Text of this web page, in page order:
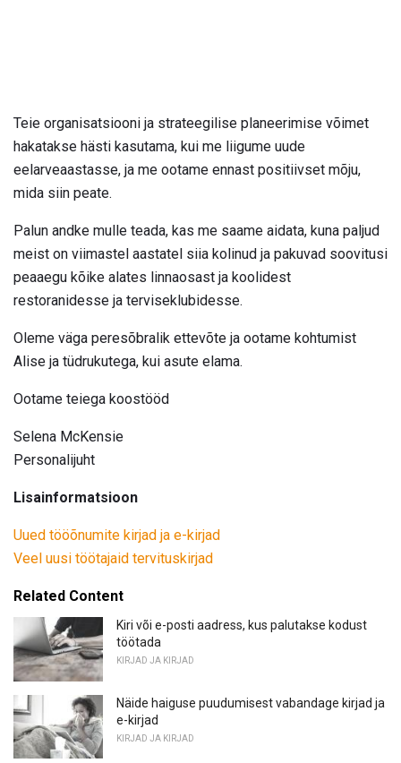
Teie organisatsiooni ja strateegilise planeerimise võimet
hakatakse hästi kasutama, kui me liigume uude
eelarveaastasse, ja me ootame ennast positiivset mõju,
mida siin peate.
Palun andke mulle teada, kas me saame aidata, kuna paljud
meist on viimastel aastatel siia kolinud ja pakuvad soovitusi
peaaegu kõike alates linnaosast ja koolidest
restoranidesse ja terviseklubidesse.
Oleme väga peresõbralik ettevõte ja ootame kohtumist
Alise ja tüdrukutega, kui asute elama.
Ootame teiega koostööd
Selena McKensie
Personalijuht
Lisainformatsioon
Uued tööõnumite kirjad ja e-kirjad
Veel uusi töötajaid tervituskirjad
Related Content
Kiri või e-posti aadress, kus palutakse kodust
töötada
KIRJAD JA KIRJAD
Näide haiguse puudumisest vabandage kirjad ja
e-kirjad
KIRJAD JA KIRJAD